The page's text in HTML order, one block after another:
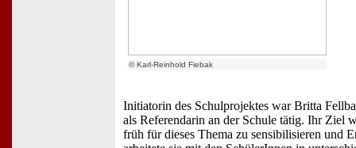
© Karl-Reinhold Fiebak
Initiatorin des Schulprojektes war Britta
als Referendarin an der Schule tätig. Ihr Ziel
früh für dieses Thema zu sensibilisieren und